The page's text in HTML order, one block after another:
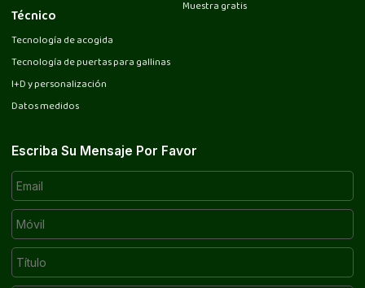
Técnico
Tecnología de acogida
Tecnología de puertas para gallinas
I+D y personalización
Datos medidos
Muestra gratis
Escriba Su Mensaje Por Favor